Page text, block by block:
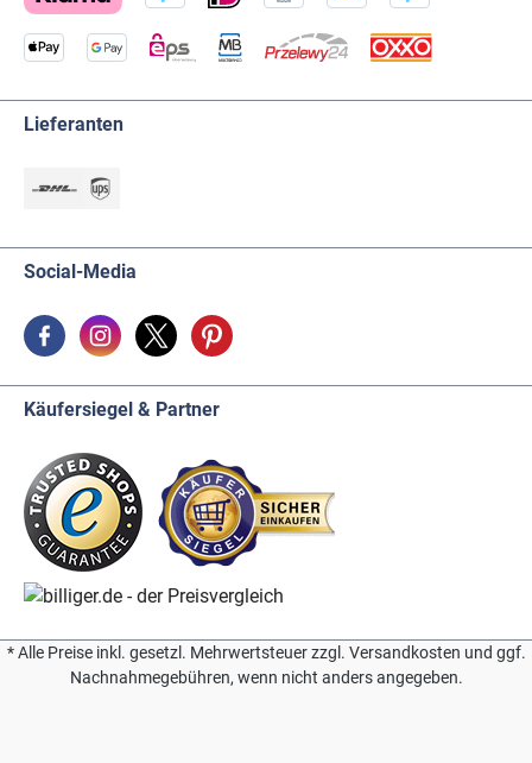
Lieferanten
Social-Media
Käufersiegel & Partner
* Alle Preise inkl. gesetzl. Mehrwertsteuer zzgl. Versandkosten und ggf.
Nachnahmegebühren, wenn nicht anders angegeben.